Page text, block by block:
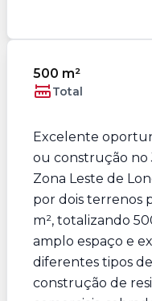
500 m²
Total
Excelente
ou construção no
Zona Leste de
por dois terrenos
m², totalizando
amplo espaço e
diferentes tipos
construção de